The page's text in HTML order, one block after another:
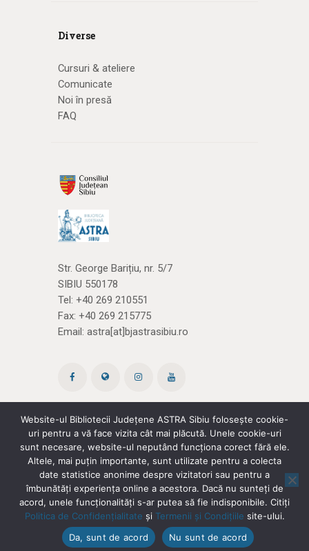
Diverse
Cursuri & ateliere
Comunicate
Noi în presă
FAQ
Str. George Barițiu, nr. 5/7
SIBIU 550178
Tel: +40 269 210551
Fax: +40 269 215775
Email: astra[at]bjastrasibiu.ro
Site creat de ROPARDO(și noi cărțile)
Politica de confidențialitate|Termeni și
condiții
Copyright © 2026 Biblioteca Județeană
Website-ul Bibliotecii Județene ASTRA Sibiu folosește cookie-
uri pentru a vă face vizita cât mai plăcută. Unele cookie-uri
sunt necesare, website-ul neputând funcționa corect fără ele.
Altele, mai puțin importante, sunt utilizate pentru a colecta
date statistice anonime despre vizitatori sau pentru a
îmbunătăți experiența online a acestora. Dacă nu sunteți de
acord, unele funcționalități s-ar putea să fie indisponibile. Citiți
Politica de Confidențialitate și Termenii și Condițiile site-ului.
Da, sunt de acord
Nu sunt de acord